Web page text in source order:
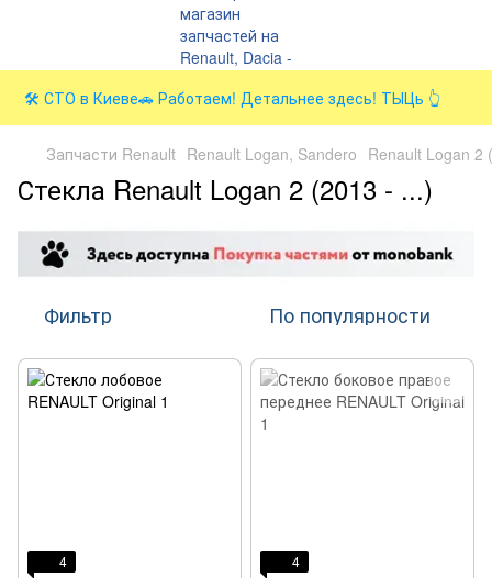
🛠️ СТО в Киеве🚗 Работаем! Детальнее здесь! ТЫЦь 👆
Запчасти Renault Renault Logan, Sandero Renault Logan 2
Стекла Renault Logan 2 (2013 - ...)
Фильтр По популярности
4 4